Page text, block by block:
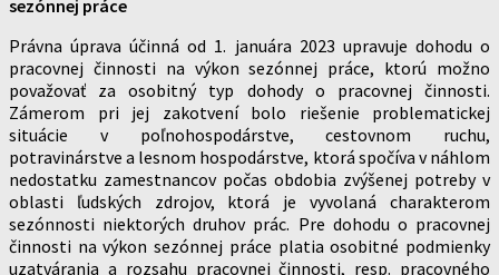
sezónnej práce
Právna úprava účinná od 1. januára 2023 upravuje dohodu o
pracovnej činnosti na výkon sezónnej práce, ktorú možno
považovať za osobitný typ dohody o pracovnej činnosti.
Zámerom pri jej zakotvení bolo riešenie problematickej
situácie v poľnohospodárstve, cestovnom ruchu,
potravinárstve a lesnom hospodárstve, ktorá spočíva v náhlom
nedostatku zamestnancov počas obdobia zvýšenej potreby v
oblasti ľudských zdrojov, ktorá je vyvolaná charakterom
sezónnosti niektorých druhov prác. Pre dohodu o pracovnej
činnosti na výkon sezónnej práce platia osobitné podmienky
uzatvárania a rozsahu pracovnej činnosti, resp. pracovného